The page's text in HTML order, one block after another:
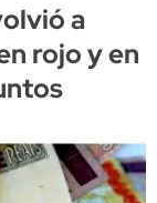
a
rojo y en